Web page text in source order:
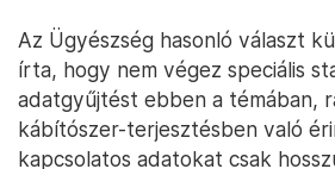
Az Ügyészség hasonló választ
írta, hogy nem végez speciális
adatgyűjtést ebben a témában,
kábítószer-terjesztésben való
kapcsolatos adatokat csak